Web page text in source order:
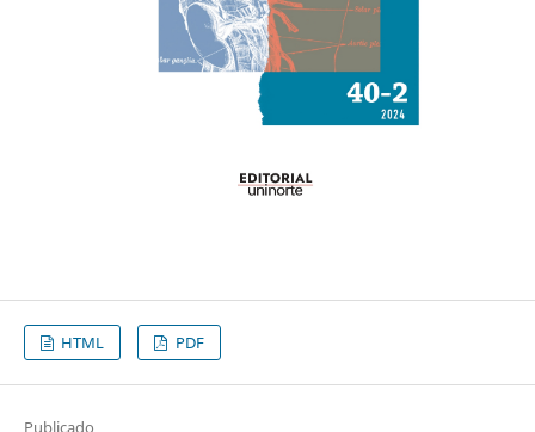
HTML PDF
Publicado